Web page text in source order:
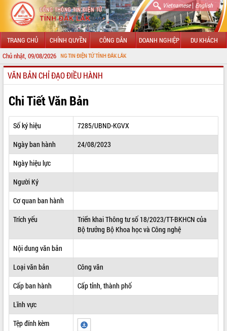
Vietnamese| English
TRANG CHỦ CHÍNH QUYỀN CÔNG DÂN DOANH NGHIỆP DU KHÁCH
Chủ nhật, 09/08/2026
CỔNG THÔNG TIN ĐIỆN TỬ TỈNH ĐẮK LẮK
GIỚI THIỆU
LÃNH ĐẠO UBND TỈNH
TIN TỨC SỰ KIỆN
SỞ, BAN, NGÀNH
THÔNG TIN CHỈ ĐẠO ĐIỀU HÀNH
HỆ THỐNG VĂN BẢN
VĂN BẢN HĐND TỈNH
ĐIỂM TIN VĂN BẢN
VĂN BẢN CHỈ ĐẠO ĐIỀU HÀNH
Chi Tiết Văn Bản
Số ký hiệu
7285/UBND-KGVX
Ngày ban hành
24/08/2023
Ngày hiệu lực
Người Ký
Cơ quan ban hành
Trích yếu
Triển khai Thông tư số 18/2023/TT-BKHCN của
Bộ trưởng Bộ Khoa học và Công nghệ
Nội dung văn bản
Loại văn bản
Công văn
Cấp ban hành
Cấp tỉnh, thành phố
Lĩnh vực
Tệp đính kèm